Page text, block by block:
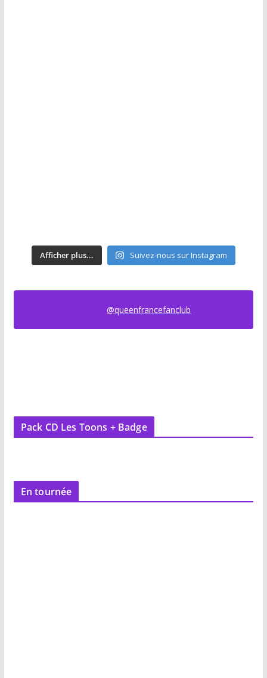
Afficher plus... Suivez-nous sur Instagram
@queenfrancefanclub
Pack CD Les Toons + Badge
En tournée